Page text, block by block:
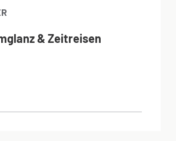
& Zeitreisen